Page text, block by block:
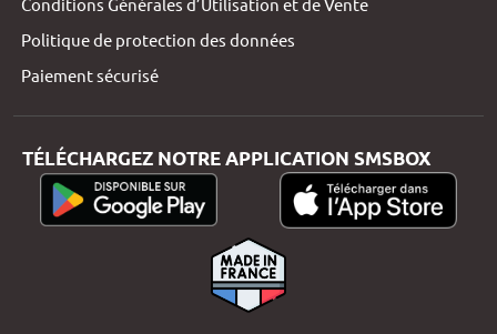
Politique de protection des données
Paiement sécurisé
TÉLÉCHARGEZ NOTRE APPLICATION SMSBOX